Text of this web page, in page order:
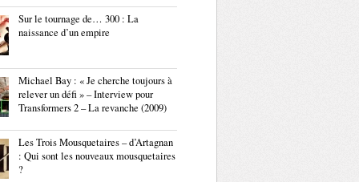
Sur le tournage de… 300 : La
naissance d’un empire
Michael Bay : « Je cherche toujours à
relever un défi » – Interview pour
Transformers 2 – La revanche (2009)
Les Trois Mousquetaires – d’Artagnan
: Qui sont les nouveaux mousquetaires
?